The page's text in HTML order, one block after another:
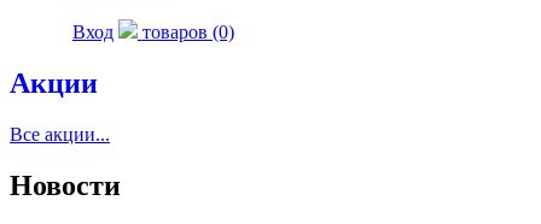
Вход товаров (0)
Акции
Все акции...
Новости